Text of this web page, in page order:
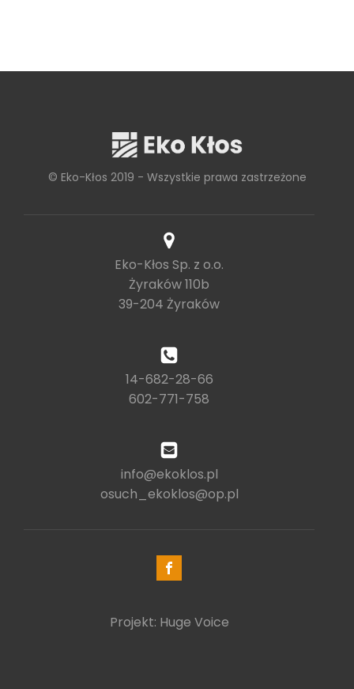
© Eko-Kłos 2019 - Wszystkie prawa zastrzeżone
Eko-Kłos Sp. z o.o.
Żyraków 110b
39-204 Żyraków
14-682-28-66
602-771-758
info@ekoklos.pl
osuch_ekoklos@op.pl
Projekt: Huge Voice